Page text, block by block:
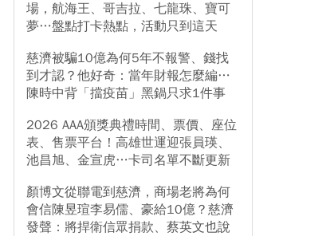
場，航海王、哥吉拉、七龍珠、寶可
夢…盤點打卡熱點，活動只到這天
慈濟被騙10億為何5年不報警、錢找
到才認？他好奇：當年財報怎麼編…
陳時中背「擋疫苗」黑鍋只求1件事
2026 AAA頒獎典禮時間、票價、座位
表、售票平台！高雄世運迎張員瑛、
池昌旭、金宣虎…卡司名單不斷更新
顏博文從聯電到慈濟，商場老將為何
會信陳昱瑄李易儒、豪給10億？慈濟
發聲：將捍衛信眾捐款、蔡英文也說